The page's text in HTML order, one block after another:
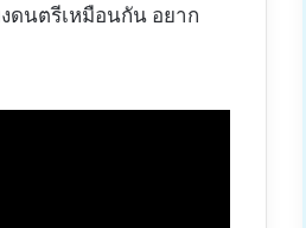
ดนตรีเหมือนกัน อยาก